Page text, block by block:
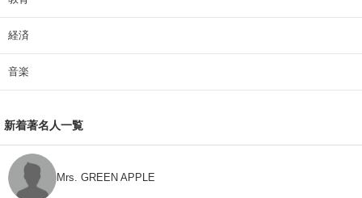
経済
音楽
新着著名人一覧
Mrs. GREEN APPLE